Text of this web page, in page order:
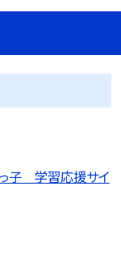
子 学習応援サイ